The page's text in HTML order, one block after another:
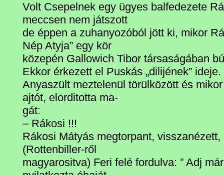
Volt Csepelnek egy ügyes balfedezete
meccsen nem játszott
de éppen a zuhanyozóból jött ki, mikor
Nép Atyja” egy kör
közepén Gallowich Tibor társaságában
Ekkor érkezett el Puskás „dilijének” ideje.
Anyaszült meztelenül törülközött és
ajtót, elorditotta ma-
gát:
– Rákosi !!!
Rákosi Mátyás megtorpant,
(Rottenbiller-ről
magyarositva) Feri felé fordulva: ” Adj